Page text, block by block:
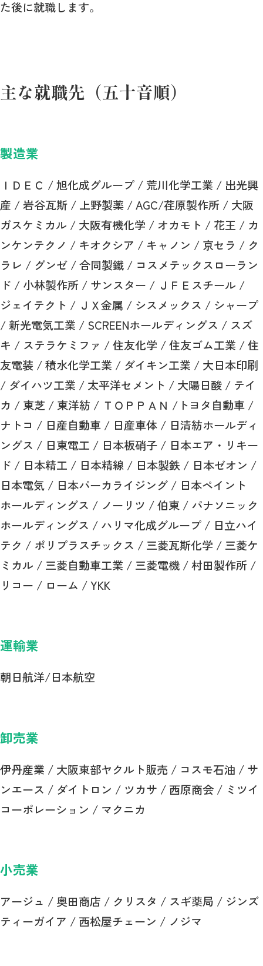
た後に就職します。
主な就職先（五十音順）
製造業
ＩＤＥＣ / 旭化成グループ / 荒川化学工業 / 出光興
産 / 岩谷瓦斯 / 上野製薬 / AGC/荏原製作所 / 大阪
ガスケミカル / 大阪有機化学 / オカモト / 花王 / カ
ンケンテクノ / キオクシア / キャノン / 京セラ / ク
ラレ / グンゼ / 合同製鐵 / コスメテックスローラン
ド / 小林製作所 / サンスター / ＪＦＥスチール /
ジェイテクト / ＪＸ金属 / シスメックス / シャープ
/ 新光電気工業 / SCREENホールディングス / スズ
キ / ステラケミファ / 住友化学 / 住友ゴム工業 / 住
友電装 / 積水化学工業 / ダイキン工業 / 大日本印刷
/ ダイハツ工業 / 太平洋セメント / 大陽日酸 / テイ
カ / 東芝 / 東洋紡 / ＴＯＰＰＡＮ /トヨタ自動車 /
ナトコ / 日産自動車 / 日産車体 / 日清紡ホールディ
ングス / 日東電工 / 日本板硝子 / 日本エア・リキー
ド / 日本精工 / 日本精線 / 日本製鉄 / 日本ゼオン /
日本電気 / 日本パーカライジング / 日本ペイント
ホールディングス / ノーリツ / 伯東 / パナソニック
ホールディングス / ハリマ化成グループ / 日立ハイ
テク / ポリプラスチックス / 三菱瓦斯化学 / 三菱ケ
ミカル / 三菱自動車工業 / 三菱電機 / 村田製作所 /
リコー / ローム / YKK
運輸業
朝日航洋/日本航空
卸売業
伊丹産業 / 大阪東部ヤクルト販売 / コスモ石油 / サ
ンエース / ダイトロン / ツカサ / 西原商会 / ミツイ
コーポレーション / マクニカ
小売業
アージュ / 奥田商店 / クリスタ / スギ薬局 / ジンズ
ティーガイア / 西松屋チェーン / ノジマ